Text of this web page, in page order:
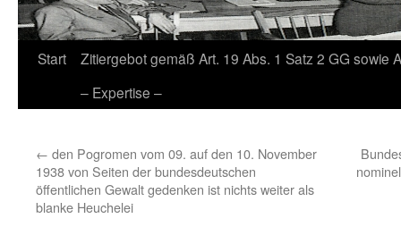
Start
Zitiergebot gemäß Art. 19 Abs. 1 Satz 2 GG sowie
– Expertise –
← den Pogromen vom 09. auf den 10. November
1938 von Seiten der bundesdeutschen
öffentlichen Gewalt gedenken ist nichts weiter als
blanke Heuchelei